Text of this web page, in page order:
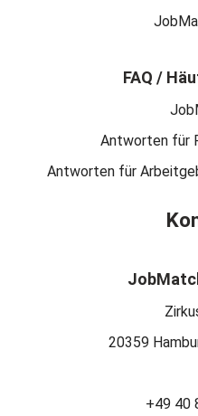
FAQ /
Antworten für
Antworten für
20359
+49 40